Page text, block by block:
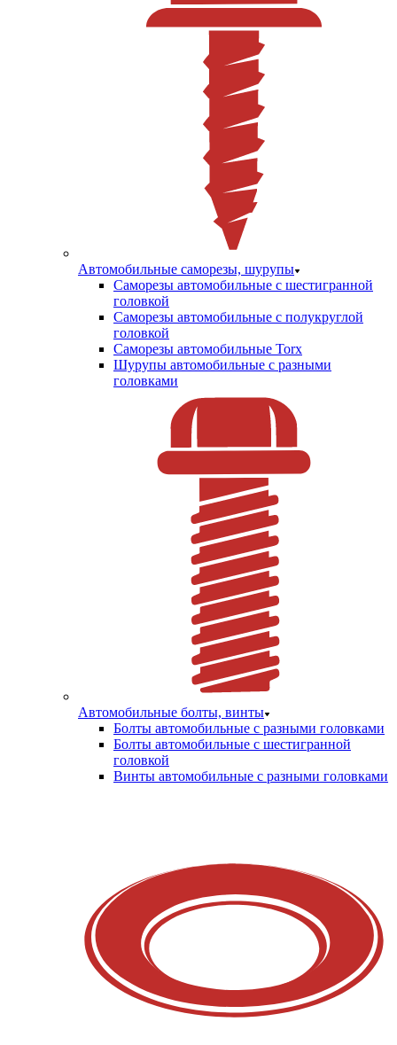
Автомобильные саморезы, шурупы
Саморезы автомобильные с шестигранной
головкой
Саморезы автомобильные с полукруглой
головкой
Саморезы автомобильные Torx
Шурупы автомобильные с разными
головками
Автомобильные болты, винты
Болты автомобильные с разными головками
Болты автомобильные с шестигранной
головкой
Винты автомобильные с разными головками